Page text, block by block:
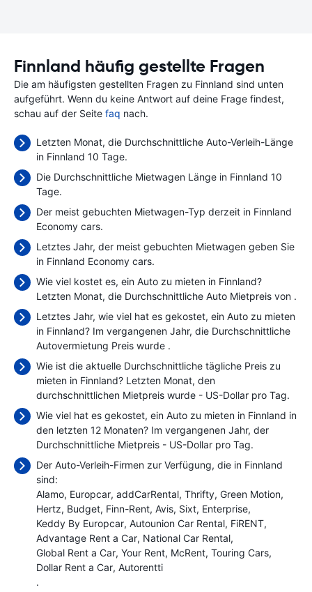
Finnland häufig gestellte Fragen
Die am häufigsten gestellten Fragen zu Finnland sind unten
aufgeführt. Wenn du keine Antwort auf deine Frage findest,
schau auf der Seite faq nach.
Letzten Monat, die Durchschnittliche Auto-Verleih-Länge
in Finnland 10 Tage.
Die Durchschnittliche Mietwagen Länge in Finnland 10
Tage.
Der meist gebuchten Mietwagen-Typ derzeit in Finnland
Economy cars.
Letztes Jahr, der meist gebuchten Mietwagen geben Sie
in Finnland Economy cars.
Wie viel kostet es, ein Auto zu mieten in Finnland?
Letzten Monat, die Durchschnittliche Auto Mietpreis von .
Letztes Jahr, wie viel hat es gekostet, ein Auto zu mieten
in Finnland? Im vergangenen Jahr, die Durchschnittliche
Autovermietung Preis wurde .
Wie ist die aktuelle Durchschnittliche tägliche Preis zu
mieten in Finnland? Letzten Monat, den
durchschnittlichen Mietpreis wurde - US-Dollar pro Tag.
Wie viel hat es gekostet, ein Auto zu mieten in Finnland in
den letzten 12 Monaten? Im vergangenen Jahr, der
Durchschnittliche Mietpreis - US-Dollar pro Tag.
Der Auto-Verleih-Firmen zur Verfügung, die in Finnland
sind:
Alamo Europcar addCarRental Thrifty Green Motion
Hertz Budget Finn-Rent Avis Sixt Enterprise
Keddy By Europcar Autounion Car Rental FiRENT
Advantage Rent a Car National Car Rental
Global Rent a Car Your Rent McRent Touring Cars
Dollar Rent a Car Autorentti
.